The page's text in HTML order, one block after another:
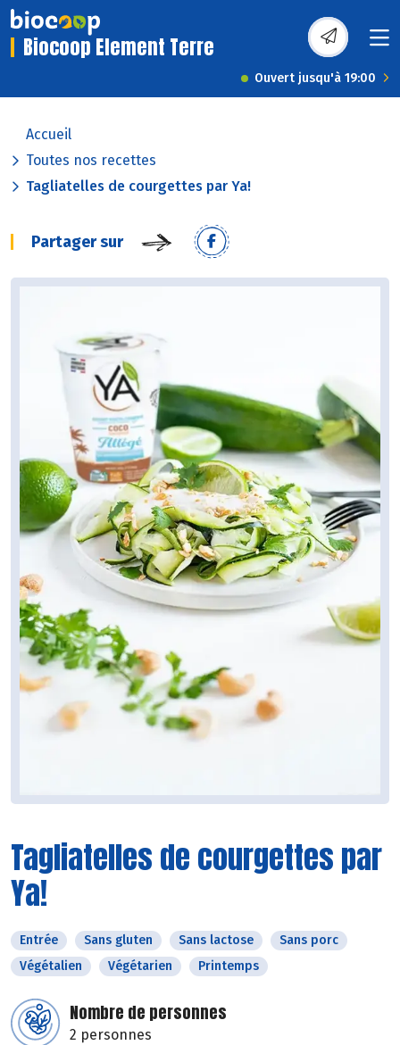
Biocoop Element Terre
Ouvert jusqu'à 19:00
Accueil
Toutes nos recettes
Tagliatelles de courgettes par Ya!
Partager sur
Tagliatelles de courgettes par
Ya!
Entrée Sans gluten Sans lactose
Sans porc
Végétalien
Végétarien Printemps
Nombre de personnes
2 personnes